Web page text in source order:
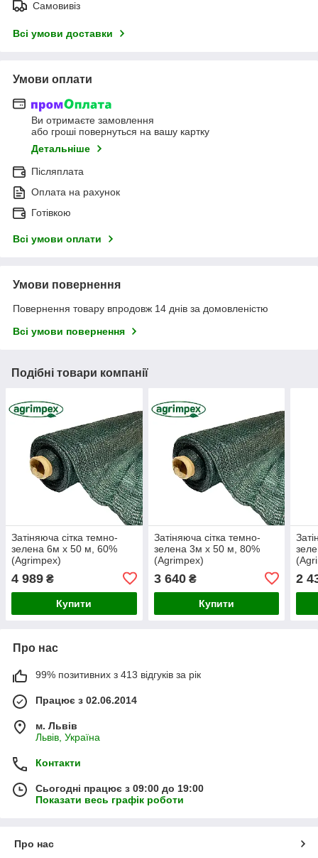
Самовивіз
Всі умови доставки
Умови оплати
Ви отримаєте замовлення
або гроші повернуться на вашу картку
Детальніше
Післяплата
Оплата на рахунок
Готівкою
Всі умови оплати
Умови повернення
Повернення товару впродовж 14 днів за домовленістю
Всі умови повернення
Подібні товари компанії
Затіняюча сітка темно-
зелена 6м х 50 м, 60%
(Agrimpex)
4 989 ₴
Купити
Затіняюча сітка темно-
зелена 3м х 50 м, 80%
(Agrimpex)
3 640₴
Купити
2
Про нас
99% позитивних з 413 відгуків за рік
Працює з 02.06.2014
м. Львів
Львів, Україна
Контакти
Сьогодні працює з 09:00 до 19:00
Показати весь графік роботи
Про нас